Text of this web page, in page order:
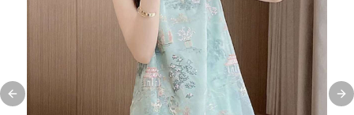
Previous slide